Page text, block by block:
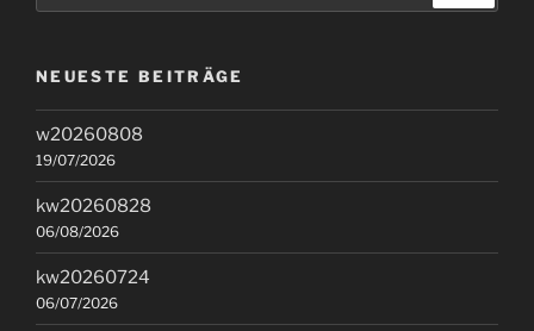
NEUESTE BEITRÄGE
w20260808
19/07/2026
kw20260828
06/08/2026
kw20260724
06/07/2026